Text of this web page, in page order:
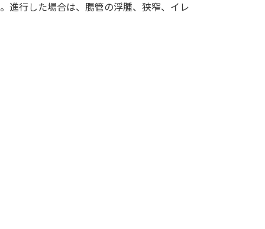
進行した場合は、腸管の浮腫、狭窄、イレ